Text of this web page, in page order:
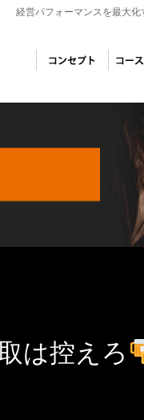
経営パフォーマンスを最大
は控えろ